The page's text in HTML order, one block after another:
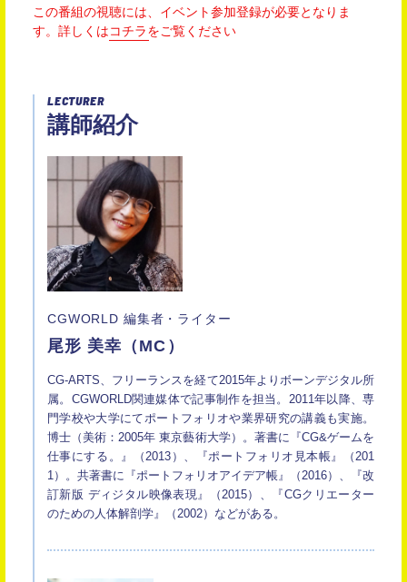
この番組の視聴には、イベント参加登録が必要となりま
す。 詳しくは コチラ をご覧ください
LECTURER
講師紹介
CGWORLD 編集者・ライター
尾形 美幸（MC）
CG-ARTS、フリーランスを経て2015年よりボーンデジタル所
属。CGWORLD関連媒体で記事制作を担当。2011年以降、専
門学校や大学にてポートフォリオや業界研究の講義も実施。
博士（美術：2005年 東京藝術大学）。著書に『CG&ゲームを
仕事にする。』（2013）、『ポートフォリオ見本帳』（201
1）。共著書に『ポートフォリオアイデア帳』（2016）、『改
訂新版 ディジタル映像表現』（2015）、『CGクリエーター
のための人体解剖学』（2002）などがある。